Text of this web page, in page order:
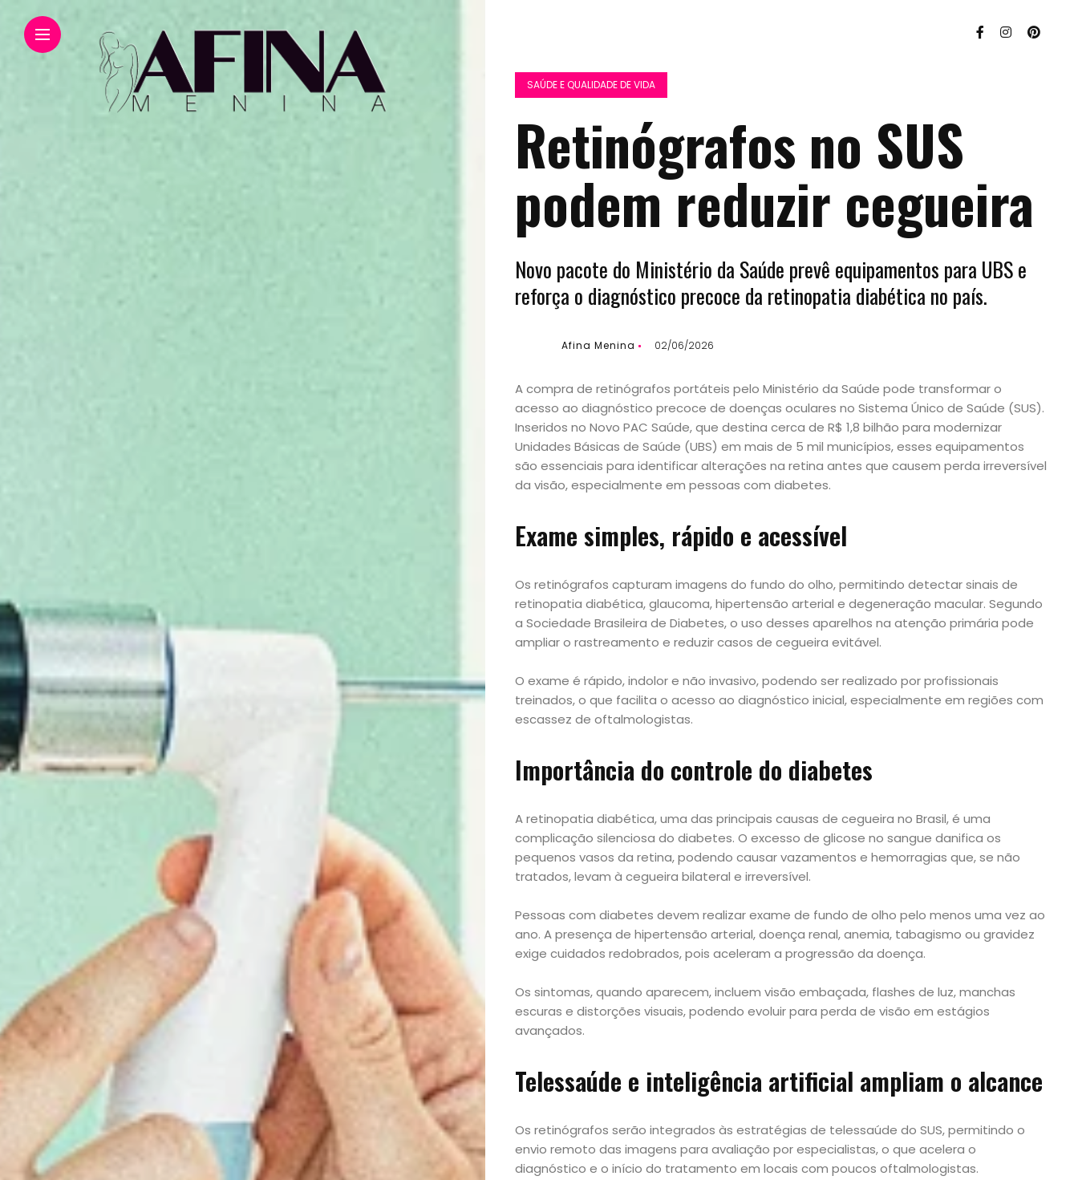
Início
Academia
Beleza
Bora
lá!
Casa
e
Decoração
SAÚDE E QUALIDADE DE VIDA
Retinógrafos no SUS
podem reduzir cegueira
Novo pacote do Ministério da Saúde prevê equipamentos para UBS e
reforça o diagnóstico precoce da retinopatia diabética no país.
Afina Menina 02/06/2026
A compra de retinógrafos portáteis pelo Ministério da Saúde pode transformar o
acesso ao diagnóstico precoce de doenças oculares no Sistema Único de Saúde (SUS).
Inseridos no Novo PAC Saúde, que destina cerca de R$ 1,8 bilhão para modernizar
Unidades Básicas de Saúde (UBS) em mais de 5 mil municípios, esses equipamentos
são essenciais para identificar alterações na retina antes que causem perda irreversível
da visão, especialmente em pessoas com diabetes.
Exame simples, rápido e acessível
Os retinógrafos capturam imagens do fundo do olho, permitindo detectar sinais de
retinopatia diabética, glaucoma, hipertensão arterial e degeneração macular. Segundo
a Sociedade Brasileira de Diabetes, o uso desses aparelhos na atenção primária pode
ampliar o rastreamento e reduzir casos de cegueira evitável.
O exame é rápido, indolor e não invasivo, podendo ser realizado por profissionais
treinados, o que facilita o acesso ao diagnóstico inicial, especialmente em regiões com
escassez de oftalmologistas.
Importância do controle do diabetes
A retinopatia diabética, uma das principais causas de cegueira no Brasil, é uma
complicação silenciosa do diabetes. O excesso de glicose no sangue danifica os
pequenos vasos da retina, podendo causar vazamentos e hemorragias que, se não
tratados, levam à cegueira bilateral e irreversível.
Pessoas com diabetes devem realizar exame de fundo de olho pelo menos uma vez ao
ano. A presença de hipertensão arterial, doença renal, anemia, tabagismo ou gravidez
exige cuidados redobrados, pois aceleram a progressão da doença.
Os sintomas, quando aparecem, incluem visão embaçada, flashes de luz, manchas
escuras e distorções visuais, podendo evoluir para perda de visão em estágios
avançados.
Telessaúde e inteligência artificial ampliam o alcance
Os retinógrafos serão integrados às estratégias de telessaúde do SUS, permitindo o
envio remoto das imagens para avaliação por especialistas, o que acelera o
diagnóstico e o início do tratamento em locais com poucos oftalmologistas.